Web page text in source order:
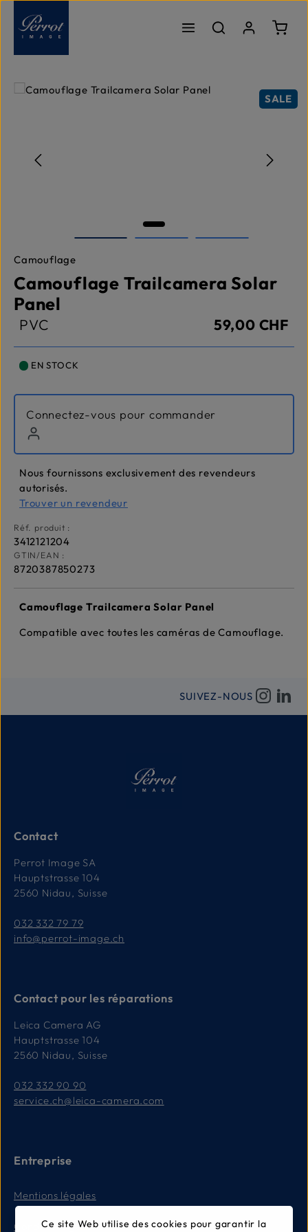
Passer au contenu principal
Le
Ignorer la galerie d'images
Camouflage
Camouflage Trailcamera Solar
Panel
PVC 59,00 CHF
EN STOCK
Connectez-vous pour commander
Nous fournissons exclusivement des revendeurs
autorisés.
Trouver un revendeur
Réf. produit :
3412121204
GTIN/EAN :
8720387850273
SALE
Camouflage Trailcamera Solar Panel
Compatible avec toutes les caméras de Camouflage.
SUIVEZ-NOUS
Contact
Perrot Image SA
Hauptstrasse 104
2560 Nidau, Suisse
032 332 79 79
info@perrot-image.ch
Contact pour les réparations
Leica Camera AG
Hauptstrasse 104
2560 Nidau, Suisse
032 332 90 90
service.ch@leica-camera.com
Entreprise
Mentions légales
Conditions générales
Ce site Web utilise des cookies pour garantir la